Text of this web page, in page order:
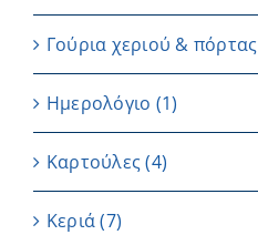
Γούρια χεριού & πόρτας
Ημερολόγιο (1)
Καρτούλες (4)
Κεριά (7)